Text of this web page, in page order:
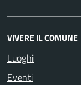
VIVERE IL COMUNE
Luoghi
Eventi